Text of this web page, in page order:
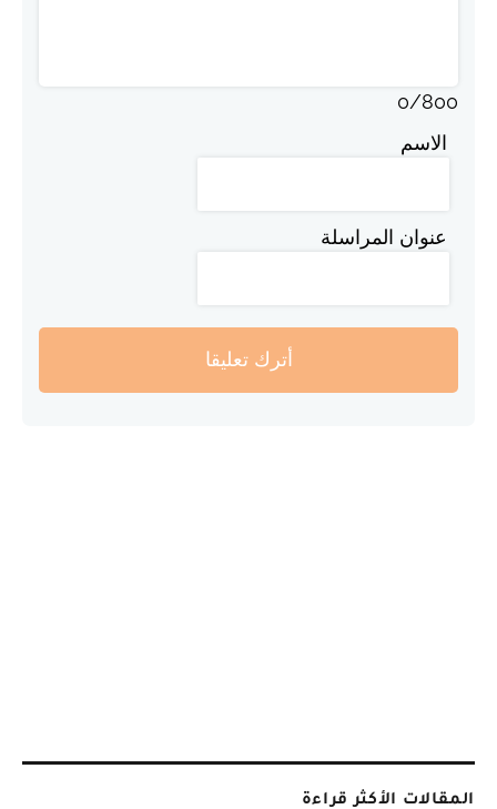
0/800
الاسم
عنوان المراسلة
أترك تعليقا
المقالات الأكثر قراءة